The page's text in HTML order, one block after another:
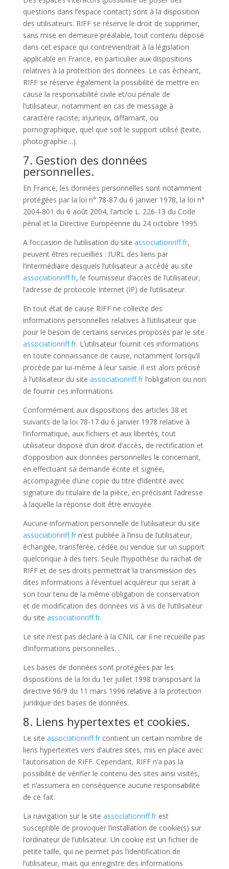
questions dans l’espace contact) sont à la disposition
des utilisateurs. RIFF se réserve le droit de supprimer,
sans mise en demeure préalable, tout contenu déposé
dans cet espace qui contreviendrait à la législation
applicable en France, en particulier aux dispositions
relatives à la protection des données. Le cas échéant,
RIFF se réserve également la possibilité de mettre en
cause la responsabilité civile et/ou pénale de
l’utilisateur, notamment en cas de message à
caractère raciste, injurieux, diffamant, ou
pornographique, quel que soit le support utilisé (texte,
photographie…).
7. Gestion des données
personnelles.
En France, les données personnelles sont notamment
protégées par la loi n° 78-87 du 6 janvier 1978, la loi n°
2004-801 du 6 août 2004, l’article L. 226-13 du Code
pénal et la Directive Européenne du 24 octobre 1995.
A l’occasion de l’utilisation du site associationriff.fr,
peuvent êtres recueillies : l’URL des liens par
l’intermédiaire desquels l’utilisateur a accédé au site
associationriff.fr, le fournisseur d’accès de l’utilisateur,
l’adresse de protocole Internet (IP) de l’utilisateur.
En tout état de cause RIFF ne collecte des
informations personnelles relatives à l’utilisateur que
pour le besoin de certains services proposés par le site
associationriff.fr. L’utilisateur fournit ces informations
en toute connaissance de cause, notamment lorsqu’il
procède par lui-même à leur saisie. Il est alors précisé
à l’utilisateur du site associationriff.frl’obligation ou non
de fournir ces informations.
Conformément aux dispositions des articles 38 et
suivants de la loi 78-17 du 6 janvier 1978 relative à
l’informatique, aux fichiers et aux libertés, tout
utilisateur dispose d’un droit d’accès, de rectification et
d’opposition aux données personnelles le concernant,
en effectuant sa demande écrite et signée,
accompagnée d’une copie du titre d’identité avec
signature du titulaire de la pièce, en précisant l’adresse
à laquelle la réponse doit être envoyée.
Aucune information personnelle de l’utilisateur du site
associationriff.frn’est publiée à l’insu de l’utilisateur,
échangée, transférée, cédée ou vendue sur un support
quelconque à des tiers. Seule l’hypothèse du rachat de
RIFF et de ses droits permettrait la transmission des
dites informations à l’éventuel acquéreur qui serait à
son tour tenu de la même obligation de conservation
et de modification des données vis à vis de l’utilisateur
du site associationriff.fr.
Le site n’est pas déclaré à la CNIL car il ne recueille pas
d’informations personnelles. .
Les bases de données sont protégées par les
dispositions de la loi du 1er juillet 1998 transposant la
directive 96/9 du 11 mars 1996 relative à la protection
juridique des bases de données.
8. Liens hypertextes et cookies.
Le site associationriff.frcontient un certain nombre de
liens hypertextes vers d’autres sites, mis en place avec
l’autorisation de RIFF. Cependant, RIFF n’a pas la
possibilité de vérifier le contenu des sites ainsi visités,
et n’assumera en conséquence aucune responsabilité
de ce fait.
La navigation sur le site associationriff.frest
susceptible de provoquer l’installation de cookie(s) sur
l’ordinateur de l’utilisateur. Un cookie est un fichier de
petite taille, qui ne permet pas l’identification de
l’utilisateur, mais qui enregistre des informations